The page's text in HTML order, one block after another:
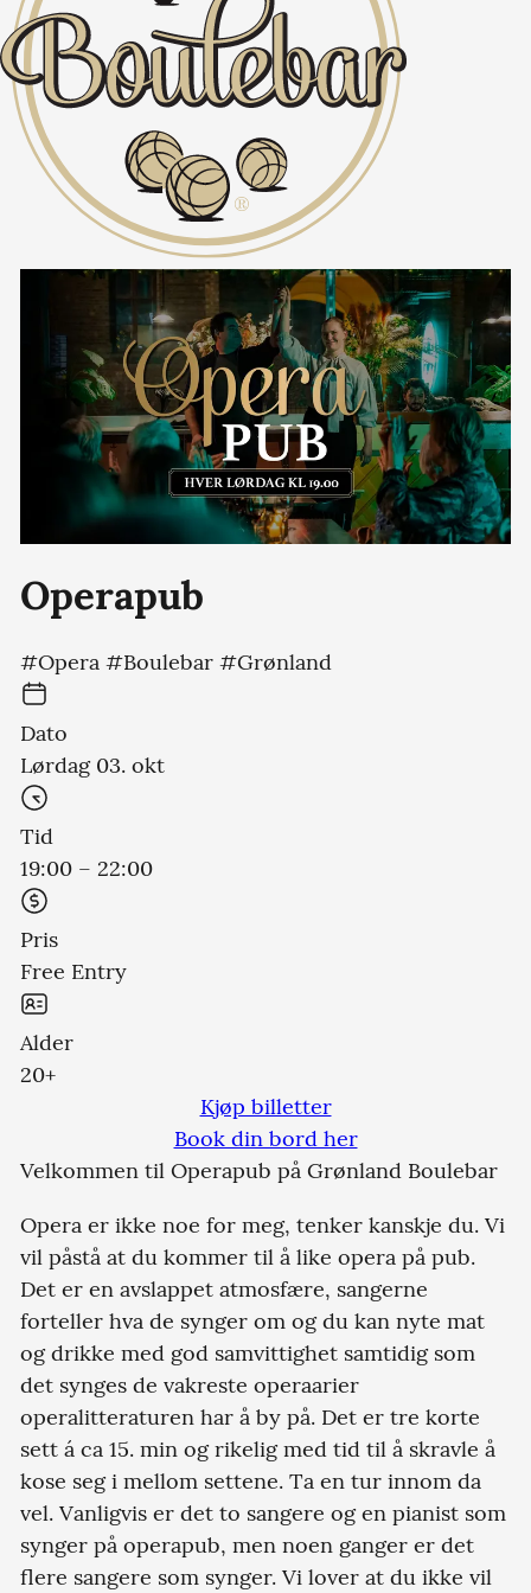
Operapub
#Opera #Boulebar #Grønland
Dato
Lørdag 03. okt
Tid
19:00 – 22:00
Pris
Free Entry
Alder
20+
Kjøp billetter
Book din bord her
Velkommen til Operapub på Grønland Boulebar
Opera er ikke noe for meg, tenker kanskje du. Vi
vil påstå at du kommer til å like opera på pub.
Det er en avslappet atmosfære, sangerne
forteller hva de synger om og du kan nyte mat
og drikke med god samvittighet samtidig som
det synges de vakreste operaarier
operalitteraturen har å by på. Det er tre korte
sett á ca 15. min og rikelig med tid til å skravle å
kose seg i mellom settene. Ta en tur innom da
vel. Vanligvis er det to sangere og en pianist som
synger på operapub, men noen ganger er det
flere sangere som synger. Vi lover at du ikke vil